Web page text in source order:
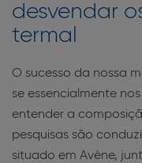
desvendar
termal
O sucesso da nossa
se essencialmente
entender a
pesquisas são
situado em Avène,